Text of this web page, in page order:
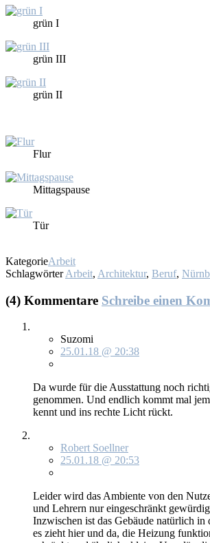
grün I
grün III
grün II
Flur
Mit­tags­pau­se
Tür
KategorieArbeit
Schlagwörter Arbeit, Architektur, Beruf,
(4) Kommentare Schreibe einen
Suzomi
25.01.18 @ 20:38
Da wur­de für die Aus­stat­tung noch
ge­nom­men. Und end­lich kommt mal
kennt und ins rech­te Licht rückt.
Robert Soellner
25.01.18 @ 20:53
Lei­der wird das Am­bi­en­te von den
und Leh­rern nur ein­ge­schränkt
In­zwi­schen ist das Ge­bäu­de na­tür­lich in
es zieht hier und da, die Hei­zung